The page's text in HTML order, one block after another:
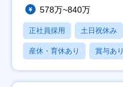
578万~840万
正社員採用 土日祝休み
産休・育休あり 賞与あり